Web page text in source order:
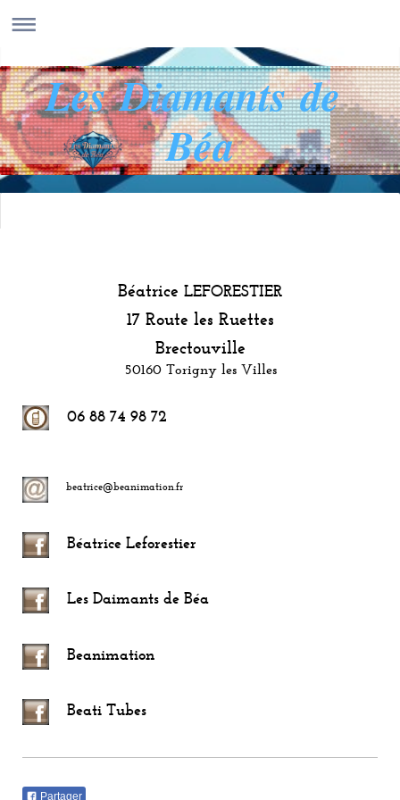
Les Diamants de
Béa
Béatrice LEFORESTIER
17 Route les Ruettes
Brectouville
50160 Torigny les Villes
06 88 74 98 72
beatrice@beanimation.fr
Béatrice Leforestier
Les Daimants de Béa
Beanimation
Beati Tubes
Partager